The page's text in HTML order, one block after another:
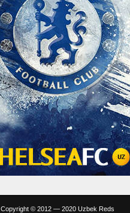
Copyright © 2012 — 2020 Uzbek Reds